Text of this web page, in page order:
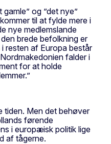
og ”det nye”
til at fylde mere i
nye medlemslande
brede befolkning er
resten af Europa består
falder i
for at holde
tiden. Men det behøver
førende
i europæisk politik lige
af tågerne.